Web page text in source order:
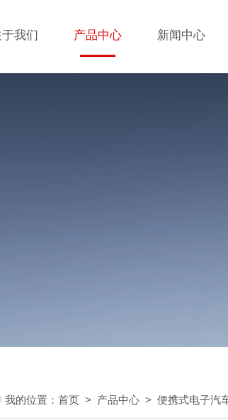
于我们 产品中心 新闻中心
我的位置：首页 > 产品中心 >便携式电子汽